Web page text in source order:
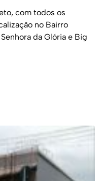
com todos os
no Bairro
da Glória e Big